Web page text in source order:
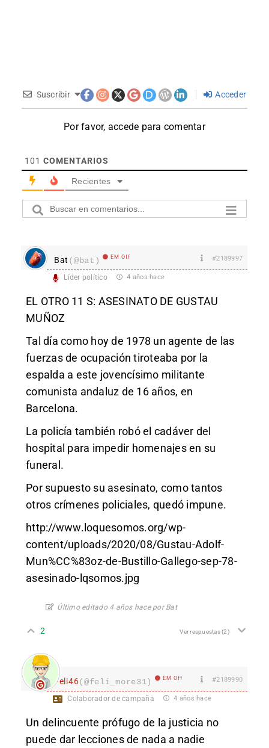
Suscribir Acceder
Por favor, accede para comentar
101 COMENTARIOS
Recientes
Bat (@bat) EM Off #2189997
Líder político 4 años hace
EL OTRO 11 S: ASESINATO DE GUSTAU
MUÑOZ
Tal día como hoy de 1978 un agente de las
fuerzas de ocupación tiroteaba por la
espalda a este jovencísimo militante
comunista andaluz de 16 años, en
Barcelona.
La policía también robó el cadáver del
hospital para impedir homenajes en su
funeral.
Por supuesto su asesinato, como tantos
otros crímenes policiales, quedó impune.
http://www.loquesomos.org/wp-
content/uploads/2020/08/Gustau-Adolf-
Mun%CC%83oz-de-Bustillo-Gallego-sep-78-
asesinado-lqsomos.jpg
Último editado 4 años hace por Bat
2 Ver respuestas(2)
Feli46(@feli_more31) EM Off #2189990
Colaborador de campaña 4 años hace
Un delincuente prófugo de la justicia no
puede dar lecciones de nada a nadie